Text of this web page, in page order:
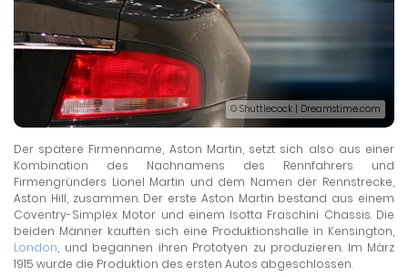
© Shuttlecock | Dreamstime.com
Der spätere Firmenname, Aston Martin, setzt sich also aus einer
Kombination des Nachnamens des Rennfahrers und
Firmengründers Lionel Martin und dem Namen der Rennstrecke,
Aston Hill, zusammen. Der erste Aston Martin bestand aus einem
Coventry-Simplex Motor und einem Isotta Fraschini Chassis. Die
beiden Männer kauften sich eine Produktionshalle in Kensington,
London, und begannen ihren Prototyen zu produzieren. Im März
1915 wurde die Produktion des ersten Autos abgeschlossen.